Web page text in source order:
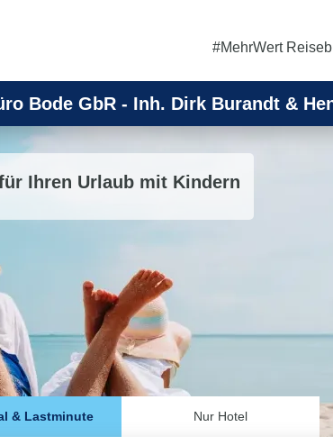
#MehrWert
Bode GbR - Inh. Dirk Burandt &
Ihren Urlaub mit Kindern
& Lastminute Nur Hotel